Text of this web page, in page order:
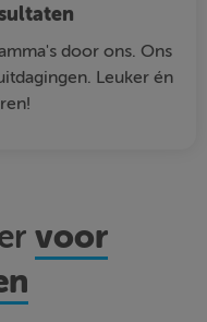
door ons. Ons
Leuker én
voor